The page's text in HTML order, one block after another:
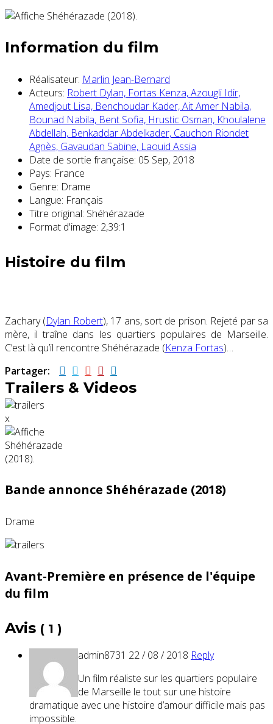
Information du film
Réalisateur: Marlin Jean-Bernard
Acteurs: Robert Dylan, Fortas Kenza,Azougli Idir,
Amedjout Lisa, Benchoudar Kader,Ait Amer Nabila,
Bounad Nabila, Bent Sofia, Hrustic Osman, Khoulalene
Abdellah, Benkaddar Abdelkader, Cauchon Riondet
Agnès, Gavaudan Sabine, Laouid Assia
Date de sortie française: 05 Sep, 2018
Pays: France
Genre: Drame
Langue: Français
Titre original: Shéhérazade
Format d'image: 2,39:1
Histoire du film
Zachary (Dylan Robert), 17 ans, sort de prison. Rejeté par sa
mère, il traîne dans les quartiers populaires de Marseille.
C’est là qu’il rencontre Shéhérazade (Kenza Fortas)…
Partager:
Trailers & Videos
x
Bande annonce Shéhérazade (2018)
Drame
Avant-Première en présence de l'équipe
du film
Avis ( 1 )
admin8731 22 / 08 / 2018 Reply
Un film réaliste sur les quartiers populaire
de Marseille le tout sur une histoire
dramatique avec une histoire d’amour difficile mais pas
impossible.